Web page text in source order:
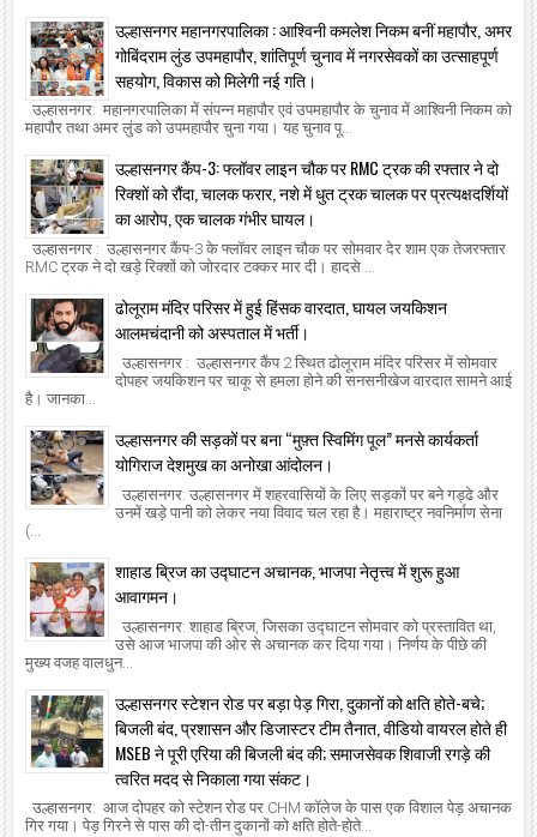
उल्हासनगर महानगरपालिका : आश्विनी कमलेश निकम बनीं महापौर, अमर
गोबिंदराम लुंड उपमहापौर, शांतिपूर्ण चुनाव में नगरसेवकों का उत्साहपूर्ण
सहयोग, विकास को मिलेगी नई गति।
उल्हासनगर: महानगरपालिका में संपन्न महापौर एवं उपमहापौर के चुनाव में आश्विनी निकम को
महापौर तथा अमर लुंड को उपमहापौर चुना गया। यह चुनाव पू...
उल्हासनगर कैंप-3: फ्लॉवर लाइन चौक पर RMC ट्रक की रफ्तार ने दो
रिक्शों को रौंदा, चालक फरार, नशे में धुत ट्रक चालक पर प्रत्यक्षदर्शियों
का आरोप, एक चालक गंभीर घायल।
उल्हासनगर : उल्हासनगर कैंप-3 के फ्लॉवर लाइन चौक पर सोमवार देर शाम एक तेजरफ्तार
RMC ट्रक ने दो खड़े रिक्शों को जोरदार टक्कर मार दी। हादसे ...
ढोलूराम मंदिर परिसर में हुई हिंसक वारदात, घायल जयकिशन
आलमचंदानी को अस्पताल में भर्ती।
उल्हासनगर : उल्हासनगर कैंप 2 स्थित ढोलूराम मंदिर परिसर में सोमवार
दोपहर जयकिशन पर चाकू से हमला होने की सनसनीखेज वारदात सामने आई
है। जानका...
उल्हासनगर की सड़कों पर बना “मुफ़्त स्विमिंग पूल” मनसे कार्यकर्ता
योगिराज देशमुख का अनोखा आंदोलन।
उल्हासनगर: उल्हासनगर में शहरवासियों के लिए सड़कों पर बने गड्ढे और
उनमें खड़े पानी को लेकर नया विवाद चल रहा है। महाराष्ट्र नवनिर्माण सेना
(...
शाहाड ब्रिज का उद्घाटन अचानक, भाजपा नेतृत्त्व में शुरू हुआ
आवागमन।
उल्हासनगर: शाहाड ब्रिज, जिसका उद्घाटन सोमवार को प्रस्तावित था,
उसे आज भाजपा की ओर से अचानक कर दिया गया। निर्णय के पीछे की
मुख्य वजह वालधुन...
उल्हासनगर स्टेशन रोड पर बड़ा पेड़ गिरा, दुकानों को क्षति होते-बचे;
बिजली बंद, प्रशासन और डिजास्टर टीम तैनात, वीडियो वायरल होते ही
MSEB ने पूरी एरिया की बिजली बंद की; समाजसेवक शिवाजी रगड़े की
त्वरित मदद से निकाला गया संकट।
उल्हासनगर: आज दोपहर को स्टेशन रोड पर CHM कॉलेज के पास एक विशाल पेड़ अचानक
गिर गया। पेड़ गिरने से पास की दो-तीन दुकानों को क्षति होते-होते...